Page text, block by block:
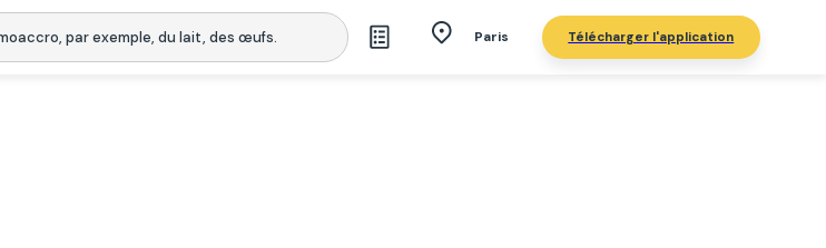
Paris Télécharger l'application